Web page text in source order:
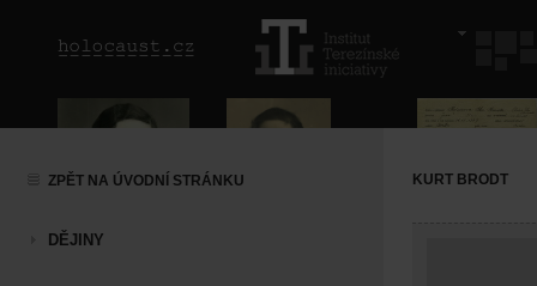
ZPĚT NA ÚVODNÍ STRÁNKU
DĚJINY
KURT BRODT